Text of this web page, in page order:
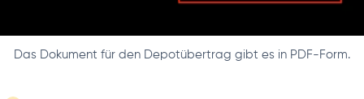
Das Dokument für den Depotübertrag gibt es in PDF-Form.